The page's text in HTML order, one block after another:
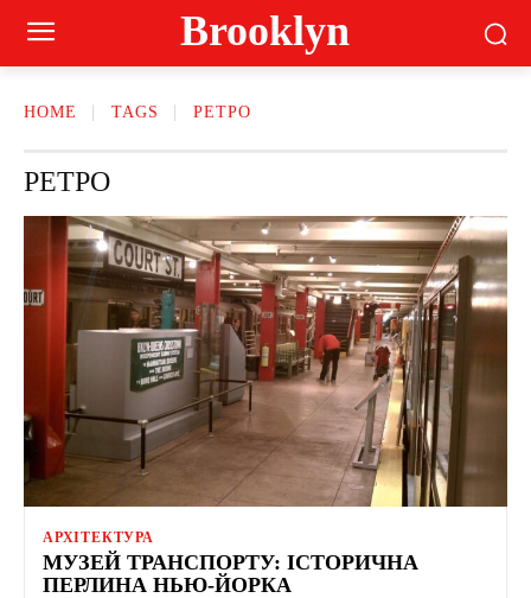
Brooklyn
HOME TAGS РЕТРО
РЕТРО
АРХІТЕКТУРА
МУЗЕЙ ТРАНСПОРТУ: ІСТОРИЧНА
ПЕРЛИНА НЬЮ-ЙОРКА